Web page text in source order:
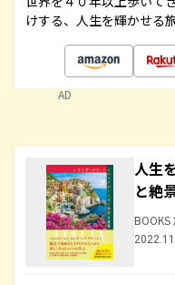
けする、人生を輝かせる
AD
人生
と絶
BOOKS